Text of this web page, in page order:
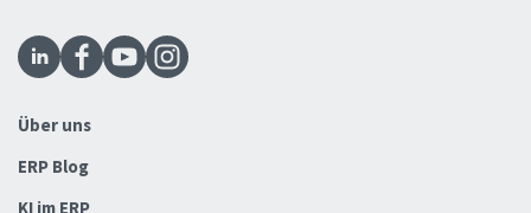
Über uns
ERP Blog
KI im ERP